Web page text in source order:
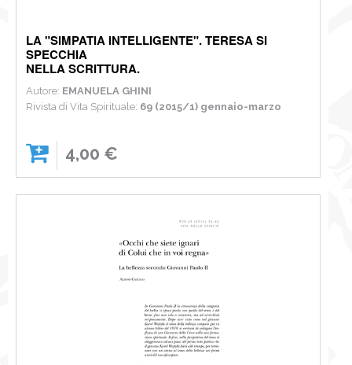
LA "SIMPATIA INTELLIGENTE". TERESA SI
SPECCHIA
NELLA SCRITTURA.
Autore: EMANUELA GHINI
Rivista di Vita Spirituale: 69 (2015/1) gennaio-marzo
4,00 €